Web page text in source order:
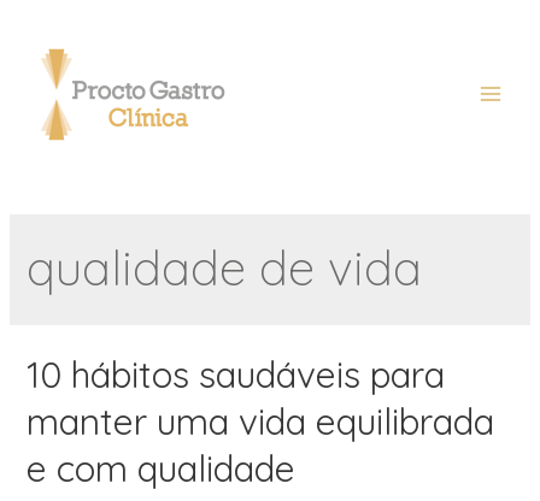
qualidade de vida
10 hábitos saudáveis para
manter uma vida equilibrada
e com qualidade